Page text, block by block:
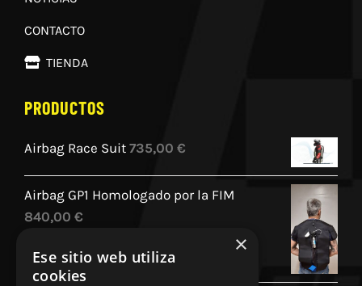
CONTACTO
TIENDA
PRODUCTOS
Airbag Race Suit 735,00 €
Airbag GP1 Homologado por la FIM
840,00 €
×
Ese sitio web utiliza
cookies